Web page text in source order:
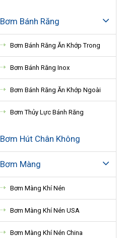
Bơm Bánh Răng
Bơm Bánh Răng Ăn Khớp Trong
Bơm Bánh Răng Inox
Bơm Bánh Răng Ăn Khớp Ngoài
Bơm Thủy Lực Bánh Răng
Bơm Hút Chân Không
Bơm Màng
Bơm Màng Khí Nén
Bơm Màng Khí Nén USA
Bơm Màng Khí Nén China